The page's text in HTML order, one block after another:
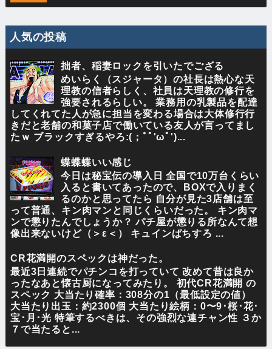
人気の投稿
拙者、稲妻ロックを引いたでござる
めいらく（スジャータ）の社長は熱心な天
理教の信者らしく、社員は天理教の修行を
強要されるらしい。 業務用の乳製品を配達
してくれてた人が急に担当を変わる場合は大体修行行
きだと老舗の和菓子店で働いている友人が言ってまし
たｗ ブラックすぎるやろ:(；ﾞﾟ'ωﾟ')...
蝶蝶蝶いい感じ
今日は秘宝伝の導入日 全国で10万台くらい
入ると書いてあったので、BOXで入りまく
るのかと思ってたら 自分が見た3店舗は至
って普通、キン肉マンと同じくらいだった。 キン肉マ
ンで懲りたんでしょうか？ パチ屋が懲りる所なんて想
像出来ないけど（＞ε＜） キュインぱちすろ ...
CR花満開のスペックは神だった。
最近3日連続でパチンコを打っていて 改めて昔は良か
ったなあと懐古厨になってみたり。 初代CR花満開 の
スペック 大当たり確率：308分の1（最低設定の値）
大当たり出玉：約2300個 大当たり絵柄：0〜9･桜･花･
宝･月･光 特筆するべきは、その強烈な連チャン性 ３か
７で当たると...